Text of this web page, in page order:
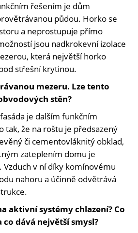
řešením je dům
půdou. Horko se
a neprostupuje přímo
jsou nadkrokevní izolace
která největší horko
střešní krytinou.
mezeru. Lze tento
stěn?
je dalším funkčním
tak, že na roštu je předsazený
či cementovláknitý obklad,
zateplením domu je
Vzduch v ní díky komínovému
nahoru a účinně odvětrává
aktivní systémy chlazení? Co
co dává největší smysl?